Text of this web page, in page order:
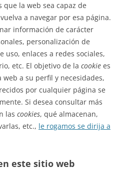
la web sea capaz de
a navegar por esa página.
información de carácter
personalización de
uso, enlaces a redes sociales,
etc. El objetivo de la cookie es
a su perfil y necesidades,
por cualquier página se
Si desea consultar más
las cookies, qué almacenan,
etc., le rogamos se dirija a
este sitio web